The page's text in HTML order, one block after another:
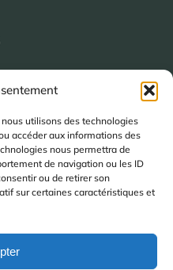
utilisons des technologies
accéder aux informations des
nous permettra de
de navigation ou les ID
ou de retirer son
sur certaines caractéristiques et
83790 Pignans